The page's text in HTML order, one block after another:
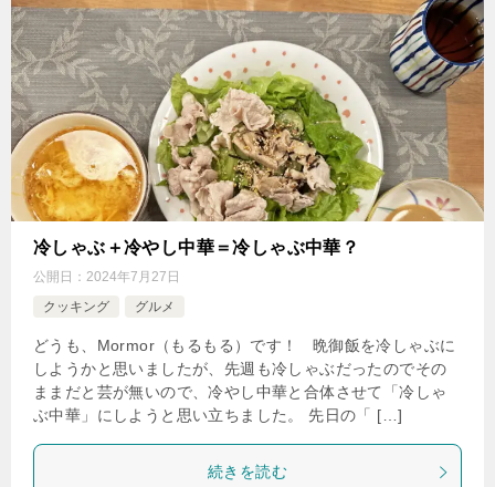
冷しゃぶ＋冷やし中華＝冷しゃぶ中華？
公開日： 2024年7月27日
クッキング
グルメ
どうも、Mormor（もるもる）です！ 晩御飯を冷しゃぶに
しようかと思いましたが、先週も冷しゃぶだったのでその
ままだと芸が無いので、冷やし中華と合体させて「冷しゃ
ぶ中華」にしようと思い立ちました。 先日の「 […]
続きを読む